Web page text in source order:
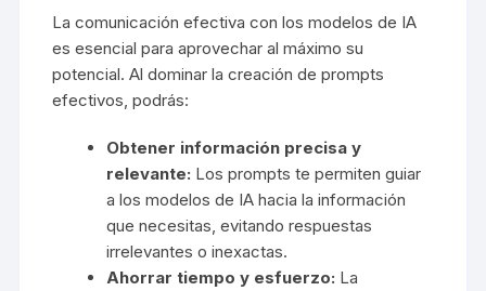
La comunicación efectiva con los modelos de IA
es esencial para aprovechar al máximo su
potencial. Al dominar la creación de prompts
efectivos, podrás:
Obtener información precisa y
relevante: Los prompts te permiten guiar
a los modelos de IA hacia la información
que necesitas, evitando respuestas
irrelevantes o inexactas.
Ahorrar tiempo y esfuerzo: La